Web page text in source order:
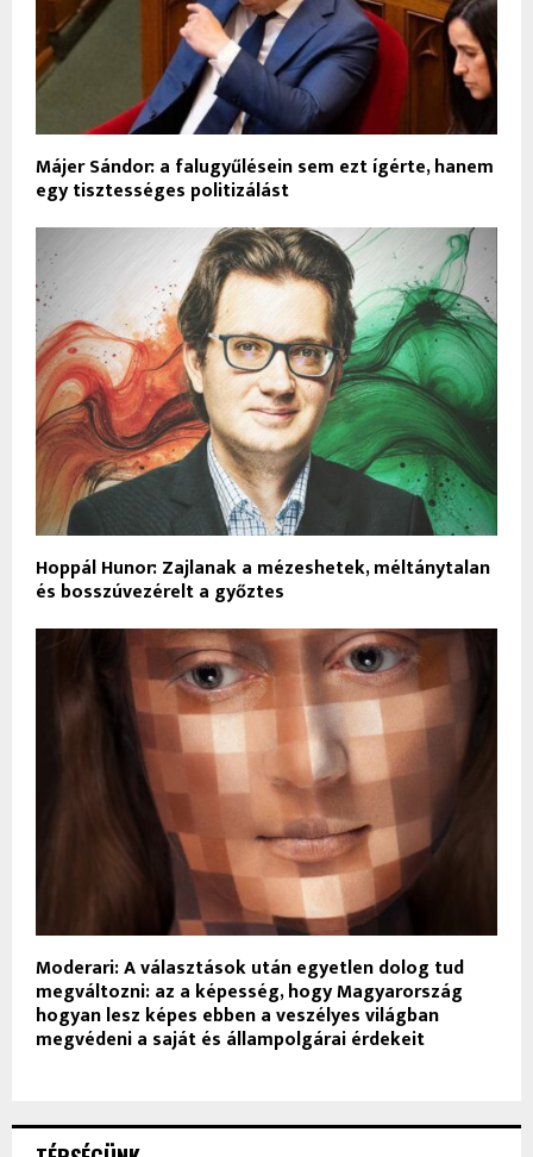
Májer Sándor: a falugyűlésein sem ezt ígérte, hanem
egy tisztességes politizálást
Hoppál Hunor: Zajlanak a mézeshetek, méltánytalan
és bosszúvezérelt a győztes
Moderari: A választások után egyetlen dolog tud
megváltozni: az a képesség, hogy Magyarország
hogyan lesz képes ebben a veszélyes világban
megvédeni a saját és állampolgárai érdekeit